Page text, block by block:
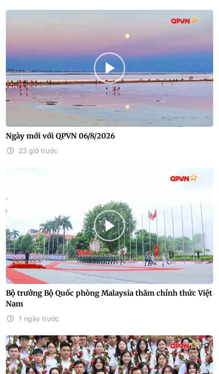
Ngày mới với QPVN 06/8/2026
23 giờ trước
Bộ trưởng Bộ Quốc phòng Malaysia thăm chính thức Việt
Nam
1 ngày trước